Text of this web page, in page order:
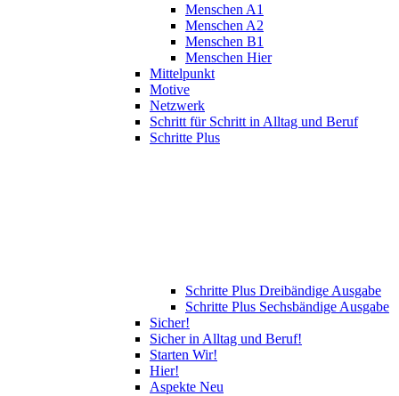
Menschen A1
Menschen A2
Menschen B1
Menschen Hier
Mittelpunkt
Motive
Netzwerk
Schritt für Schritt in Alltag und Beruf
Schritte Plus
Schritte Plus Dreibändige Ausgabe
Schritte Plus Sechsbändige Ausgabe
Sicher!
Sicher in Alltag und Beruf!
Starten Wir!
Hier!
Aspekte Neu